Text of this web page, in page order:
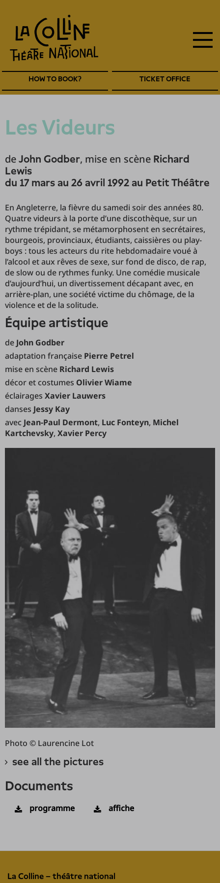
main
content
entête
HOW TO BOOK? TICKET OFFICE
navigation
EN
Les Videurs
de John Godber, mise en scène Richard
Lewis
du 17 mars au 26 avril 1992 au Petit Théâtre
En Angleterre, la fièvre du samedi soir des années 80.
Quatre videurs à la porte d’une discothèque, sur un
rythme trépidant, se métamorphosent en secrétaires,
bourgeois, provinciaux, étudiants, caissières ou play-
boys : tous les acteurs du rite hebdomadaire voué à
l’alcool et aux rêves de sexe, sur fond de disco, de rap,
de slow ou de rythmes funky. Une comédie musicale
d’aujourd’hui, un divertissement décapant avec, en
arrière-plan, une société victime du chômage, de la
violence et de la solitude.
équipe artistique
de John Godber
adaptation française Pierre Petrel
mise en scène Richard Lewis
décor et costumes Olivier Wiame
éclairages Xavier Lauwers
danses Jessy Kay
avec Jean-Paul Dermont, Luc Fonteyn, Michel
Kartchevsky, Xavier Percy
Photo © Laurencine Lot
see all the pictures
documents
programme affiche
La Colline – théâtre national